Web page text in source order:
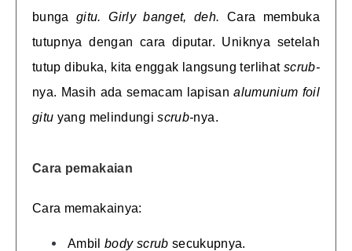
bungagitu. Girly banget, deh. Cara membuka
tutupnya dengan cara diputar. Uniknya setelah
tutup dibuka, kita enggak langsung terlihat scrub-
nya. Masih ada semacam lapisan alumunium foil
gitu yang melindungiscrub-nya.
Cara pemakaian
Cara memakainya:
Ambilbody scrub secukupnya.